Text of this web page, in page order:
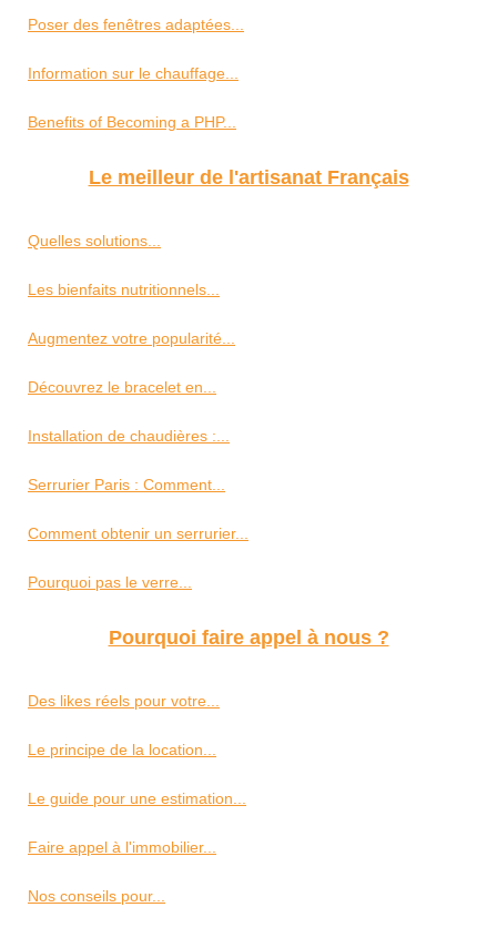
Poser des fenêtres adaptées...
Information sur le chauffage...
Benefits of Becoming a PHP...
Le meilleur de l'artisanat Français
Quelles solutions...
Les bienfaits nutritionnels...
Augmentez votre popularité...
Découvrez le bracelet en...
Installation de chaudières :...
Serrurier Paris : Comment...
Comment obtenir un serrurier...
Pourquoi pas le verre...
Pourquoi faire appel à nous ?
Des likes réels pour votre...
Le principe de la location...
Le guide pour une estimation...
Faire appel à l'immobilier...
Nos conseils pour...